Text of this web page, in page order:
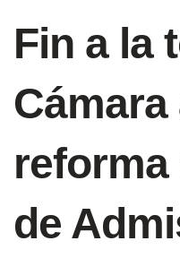
Fin a la
reforma
de